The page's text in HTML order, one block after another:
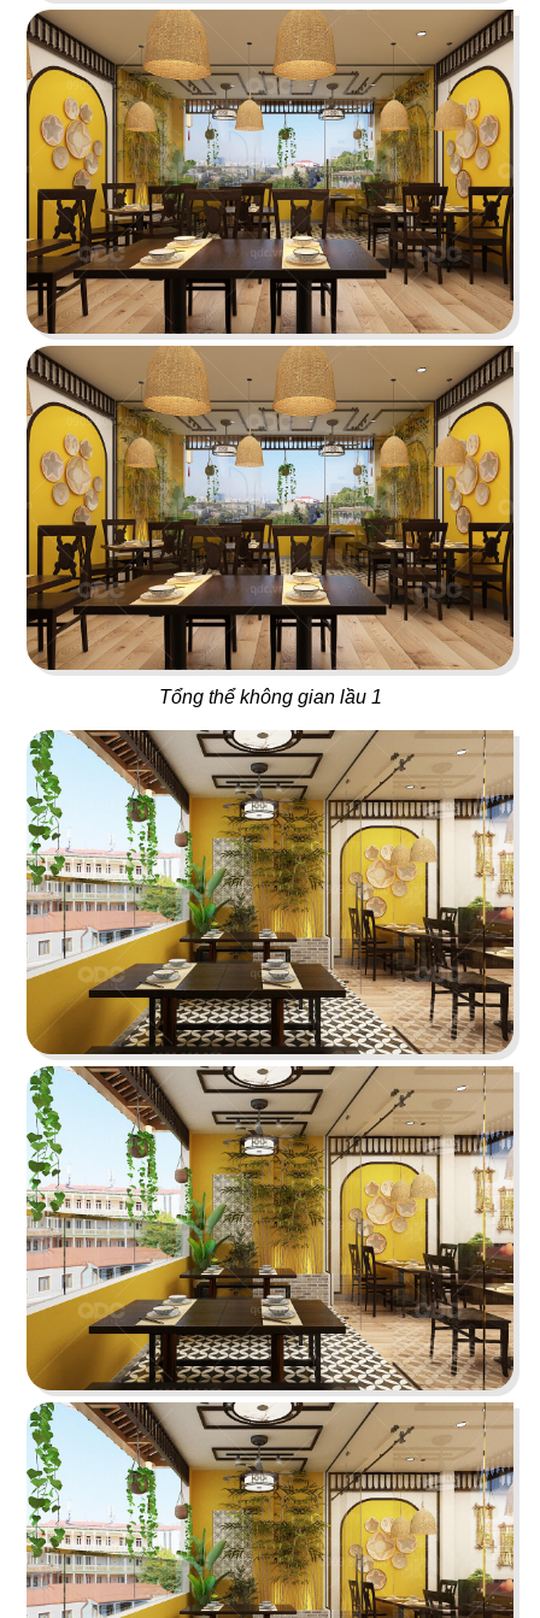
Tổng thể không gian lầu 1
75
OVENMARU
Nhà hàng Hàn
76
ANRAKUTEI
Lẩu nướng Nhật Bản
77
PARIS 1987
Nhà hàng Việt Nam
78
CHEZ GUIDO
Nhà hàng Ý
79
THÁI BBQ
Lẩu nướng Thái Lan
80
UDIYAN
Nhà hàng Thực Dưỡng
81
DESTINY
Beer House
82
ĂN ĐƯỢC PHÚC
Lẩu nướng Macau
83
ĐÔNG NGUYÊN
Nhà hàng Cơm gà
84
EBISU
Nhà hàng Nhật
85
L'MANT NGUYỄN HUỆ
Café
86
SAIGON XƯA - BERLIN
Nhà hàng Việt
87
SUSHI OH
Sushi băng chuyền
88
GANGNAM ZONE
Bingsu & Cafe